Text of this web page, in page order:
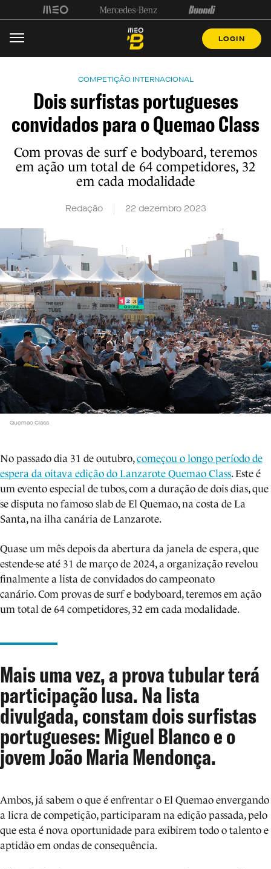
LOGIN
COMPETIÇÃO INTERNACIONAL
Dois surfistas portugueses
convidados para o Quemao Class
Com provas de surf e bodyboard, teremos
em ação um total de 64 competidores, 32
em cada modalidade
Redação 22 dezembro 2023
Quemao Class
No passado dia 31 de outubro,começou o longo período de
espera da oitava edição do Lanzarote Quemao Class. Este é
um evento especial de tubos, com a duração de dois dias, que
se disputa no famoso slab de El Quemao, na costa de La
Santa, na ilha canária de Lanzarote.
Quase um mês depois da abertura da janela de espera, que
estende-se até 31 de março de 2024, a organização revelou
finalmente a lista de convidados do campeonato
canário. Com provas de surf e bodyboard, teremos em ação
um total de 64 competidores, 32 em cada modalidade.
Mais uma vez, a prova tubular terá
participação lusa. Na lista
divulgada, constam dois surfistas
portugueses: Miguel Blanco e o
jovem João Maria Mendonça.
Ambos, já sabem o que é enfrentar o El Quemao envergando
a licra de competição, participaram na edição passada, pelo
que esta é nova oportunidade para exibirem todo o talento e
aptidão em ondas de consequência.